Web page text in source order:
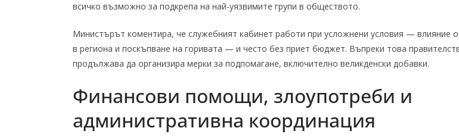
всичко възможно за подкрепа на най-уязвимите групи в обществото.
Министърът коментира, че служебният кабинет работи при усложнени условия — влияние
в региона и поскъпване на горивата — и често без приет бюджет. Въпреки това
продължава да организира мерки за подпомагане, включително великденски добавки.
Финансови помощи, злоупотреби и
административна координация